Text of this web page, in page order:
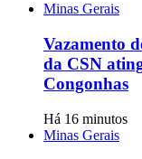
Minas Gerais
Vazamento
da CSN
Congonhas
Há 16 minutos
Minas Gerais